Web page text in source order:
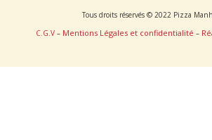
Tous droits réservés © 2022 Pizza
C.G.V – Mentions Légales et confidentialité –